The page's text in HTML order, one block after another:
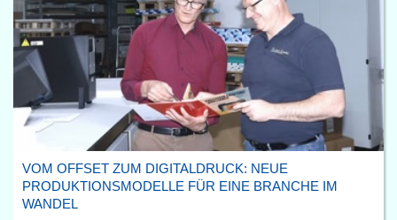
VOM OFFSET ZUM DIGITALDRUCK: NEUE
PRODUKTIONSMODELLE FÜR EINE BRANCHE IM
WANDEL